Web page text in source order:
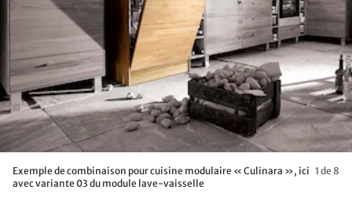
Exemple de combinaison pour cuisine modulaire « Culinara », ici
avec variante 03 du module lave-vaisselle
1 de 8